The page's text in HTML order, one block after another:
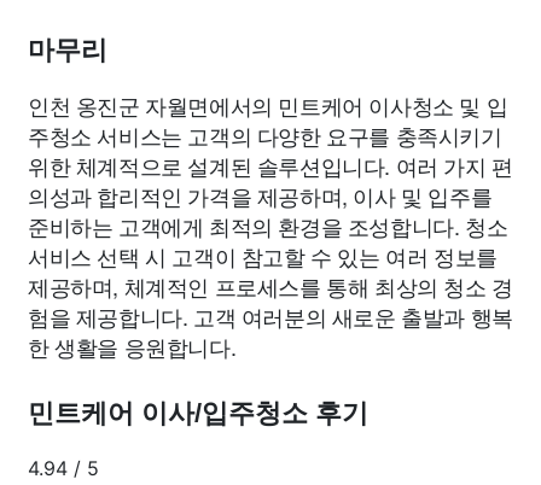
마무리
인천 옹진군 자월면에서의 민트케어 이사청소 및 입
주청소 서비스는 고객의 다양한 요구를 충족시키기
위한 체계적으로 설계된 솔루션입니다. 여러 가지 편
의성과 합리적인 가격을 제공하며, 이사 및 입주를
준비하는 고객에게 최적의 환경을 조성합니다. 청소
서비스 선택 시 고객이 참고할 수 있는 여러 정보를
제공하며, 체계적인 프로세스를 통해 최상의 청소 경
험을 제공합니다. 고객 여러분의 새로운 출발과 행복
한 생활을 응원합니다.
민트케어 이사/입주청소 후기
4.94 / 5